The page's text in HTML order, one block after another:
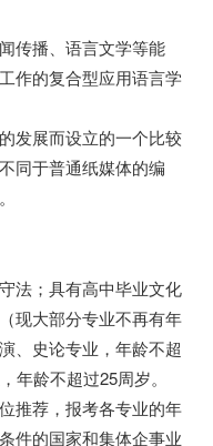
传播、语言文学等能
作的复合型应用语言学
发展而设立的一个比较
同于普通纸媒体的编
法；具有高中毕业文化
现大部分专业不再有年
、史论专业，年龄不超
年龄不超过25周岁。
推荐，报考各专业的年
件的国家和集体企事业